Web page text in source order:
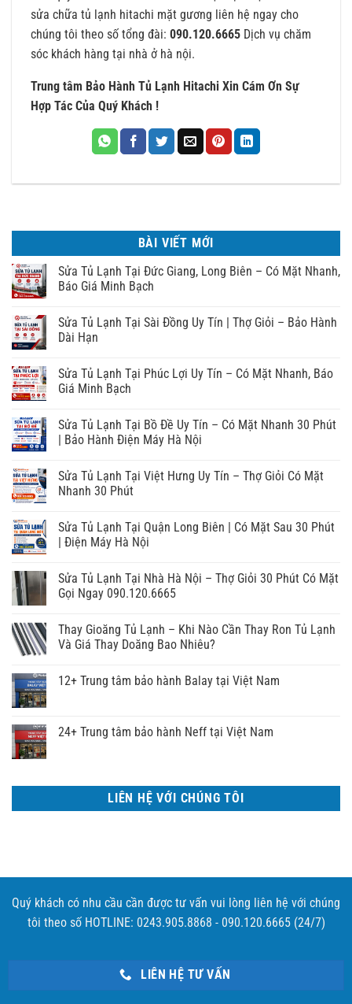
sửa chữa tủ lạnh hitachi mặt gương liên hệ ngay cho
chúng tôi theo số tổng đài: 090.120.6665 Dịch vụ chăm
sóc khách hàng tại nhà ở hà nội.
Trung tâm Bảo Hành Tủ Lạnh Hitachi Xin Cám Ơn Sự
Hợp Tác Của Quý Khách !
BÀI VIẾT MỚI
Sửa Tủ Lạnh Tại Đức Giang, Long Biên – Có Mặt Nhanh,
Báo Giá Minh Bạch
Sửa Tủ Lạnh Tại Sài Đồng Uy Tín | Thợ Giỏi – Bảo Hành
Dài Hạn
Sửa Tủ Lạnh Tại Phúc Lợi Uy Tín – Có Mặt Nhanh, Báo
Giá Minh Bạch
Sửa Tủ Lạnh Tại Bồ Đề Uy Tín – Có Mặt Nhanh 30 Phút
| Bảo Hành Điện Máy Hà Nội
Sửa Tủ Lạnh Tại Việt Hưng Uy Tín – Thợ Giỏi Có Mặt
Nhanh 30 Phút
Sửa Tủ Lạnh Tại Quận Long Biên | Có Mặt Sau 30 Phút
| Điện Máy Hà Nội
Sửa Tủ Lạnh Tại Nhà Hà Nội – Thợ Giỏi 30 Phút Có Mặt
Gọi Ngay 090.120.6665
Thay Gioăng Tủ Lạnh – Khi Nào Cần Thay Ron Tủ Lạnh
Và Giá Thay Doăng Bao Nhiêu?
12+ Trung tâm bảo hành Balay tại Việt Nam
24+ Trung tâm bảo hành Neff tại Việt Nam
LIÊN HỆ VỚI CHÚNG TÔI
Quý khách có nhu cầu cần được tư vấn vui lòng liên hệ với chúng
tôi theo số HOTLINE: 0243.905.8868 - 090.120.6665 (24/7)
LIÊN HỆ TƯ VẤN